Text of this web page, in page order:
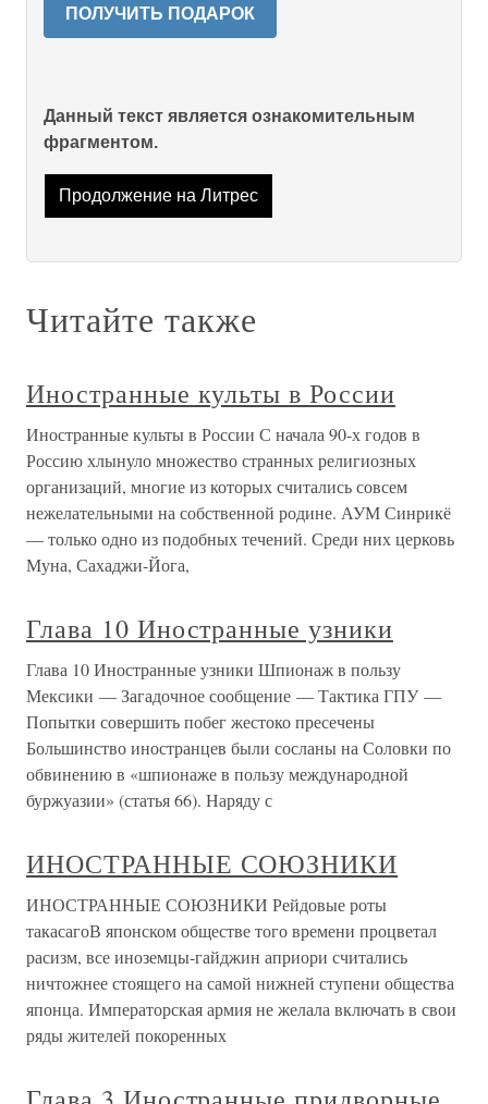
ПОЛУЧИТЬ ПОДАРОК
Данный текст является ознакомительным
фрагментом.
Продолжение на Литрес
Читайте также
Иностранные культы в России
Иностранные культы в России С начала 90-х годов в
Россию хлынуло множество странных религиозных
организаций, многие из которых считались совсем
нежелательными на собственной родине. АУМ Синрикё
— только одно из подобных течений. Среди них церковь
Муна, Сахаджи-Йога,
Глава 10 Иностранные узники
Глава 10 Иностранные узники Шпионаж в пользу
Мексики — Загадочное сообщение — Тактика ГПУ —
Попытки совершить побег жестоко пресечены
Большинство иностранцев были сосланы на Соловки по
обвинению в «шпионаже в пользу международной
буржуазии» (статья 66). Наряду с
ИНОСТРАННЫЕ СОЮЗНИКИ
ИНОСТРАННЫЕ СОЮЗНИКИ Рейдовые роты
такасагоВ японском обществе того времени процветал
расизм, все иноземцы-гайджин априори считались
ничтожнее стоящего на самой нижней ступени общества
японца. Императорская армия не желала включать в свои
ряды жителей покоренных